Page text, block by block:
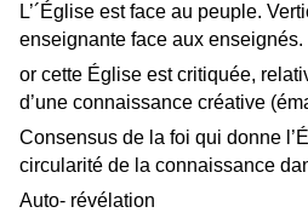
L’´Église est face au peuple.
enseignante face aux enseignés.
or cette Église est critiquée,
d’une connaissance créative
Consensus de la foi qui donne
circularité de la connaissance
Auto- révélation